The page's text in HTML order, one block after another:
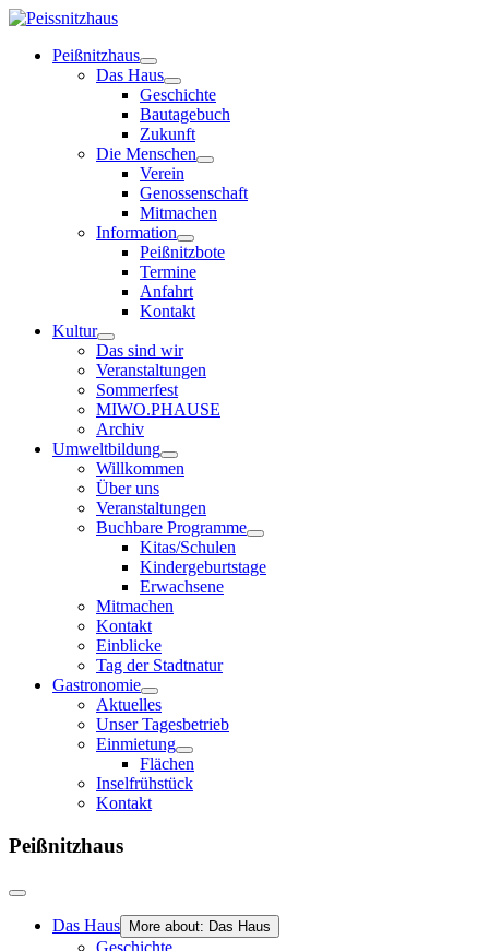
Peißnitzhaus
Das Haus
Geschichte
Bautagebuch
Zukunft
Die Menschen
Verein
Genossenschaft
Mitmachen
Information
Peißnitzbote
Termine
Anfahrt
Kontakt
Kultur
Das sind wir
Veranstaltungen
Sommerfest
MIWO.PHAUSE
Archiv
Umweltbildung
Willkommen
Über uns
Veranstaltungen
Buchbare Programme
Kitas/Schulen
Kindergeburtstage
Erwachsene
Mitmachen
Kontakt
Einblicke
Tag der Stadtnatur
Gastronomie
Aktuelles
Unser Tagesbetrieb
Einmietung
Flächen
Inselfrühstück
Kontakt
Peißnitzhaus
Das Haus More about: Das Haus